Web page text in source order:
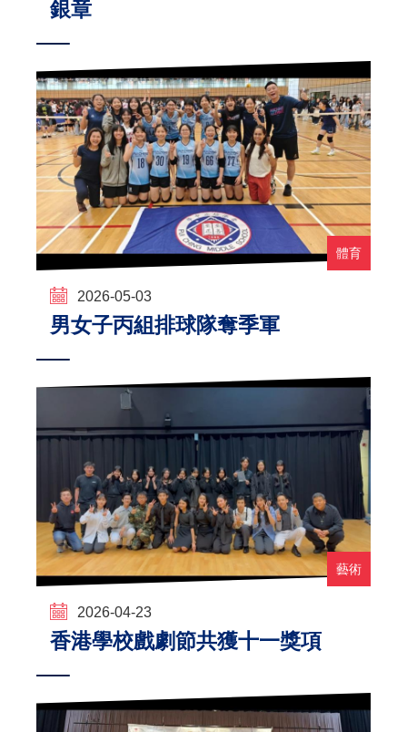
銀章
體育
2026-05-03
男女子丙組排球隊奪季軍
藝術
2026-04-23
香港學校戲劇節共獲十一獎項